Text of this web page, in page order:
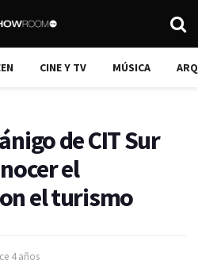
CINE Y TV MÚSICA
de CIT Sur
el
el turismo
4 años